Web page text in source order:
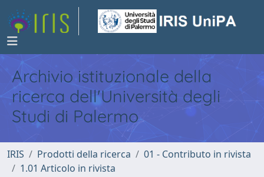
Archivio istituzionale della
ricerca dell'Università degli
Studi di Palermo
IRIS Prodotti della ricerca
01 - Contributo in rivista
1.01 Articolo in rivista